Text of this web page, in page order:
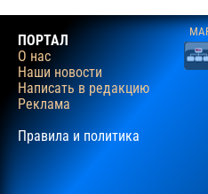
ПОРТАЛ
О нас
Наши новости
Написать в редакцию
Реклама
Правила и политика